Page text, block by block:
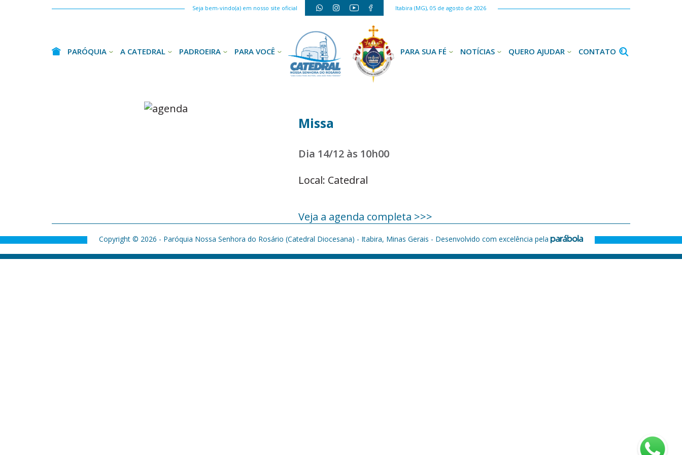
Seja bem-vindo(a) em nosso site oficial Itabira (MG), 05 de agosto de 2026
PARÓQUIA A CATEDRAL PADROEIRA PARA VOCÊ PARA SUA FÉ NOTÍCIAS QUERO AJUDAR CONTATO
Missa
Dia 14/12 às 10h00
Local: Catedral
Veja a agenda completa >>>
Copyright © 2026 - Paróquia Nossa Senhora do Rosário (Catedral Diocesana) - Itabira, Minas Gerais - Desenvolvido com excelência pela